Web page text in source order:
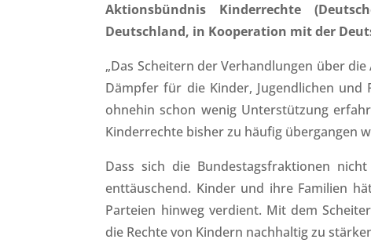
Aktionsbündnis Kinderrechte
Deutschland, in Kooperation mit der
„Das Scheitern der Verhandlungen über
Dämpfer für die Kinder, Jugendlichen und
ohnehin schon wenig Unterstützung
Kinderrechte bisher zu häufig übergangen
Dass sich die Bundestagsfraktionen
enttäuschend. Kinder und ihre Familien
Parteien hinweg verdient. Mit dem
die Rechte von Kindern nachhaltig zu